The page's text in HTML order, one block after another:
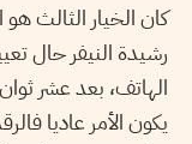
كان الخيار الثالث
رشيدة النيفر حال
الهاتف، بعد عشر
يكون الأمر عاديا